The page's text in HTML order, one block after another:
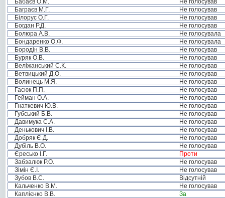
Бабаєв О.М.
Не голосував
Баграєв М.Г.
Не голосував
Білорус О.Г.
Не голосував
Богдан Р.Д.
Не голосував
Болюра А.В.
Не голосувала
Бондаренко О.Ф.
Не голосувала
Бородін В.В.
Не голосував
Буряк О.В.
Не голосував
Веліжанський С.К.
Не голосував
Ветвицький Д.О.
Не голосував
Волинець М.Я.
Не голосував
Гасюк П.П.
Не голосував
Гейман О.А.
Не голосував
Гнаткевич Ю.В.
Не голосував
Губський Б.В.
Не голосував
Давимука С.А.
Не голосував
Денькович І.В.
Не голосував
Добряк Є.Д.
Не голосував
Дубіль В.О.
Не голосував
Єресько І.Г.
Проти
Забзалюк Р.О.
Не голосував
Зімін Є.І.
Не голосував
Зубов В.С.
Відсутній
Кальченко В.М.
Не голосував
Каплієнко В.В.
За